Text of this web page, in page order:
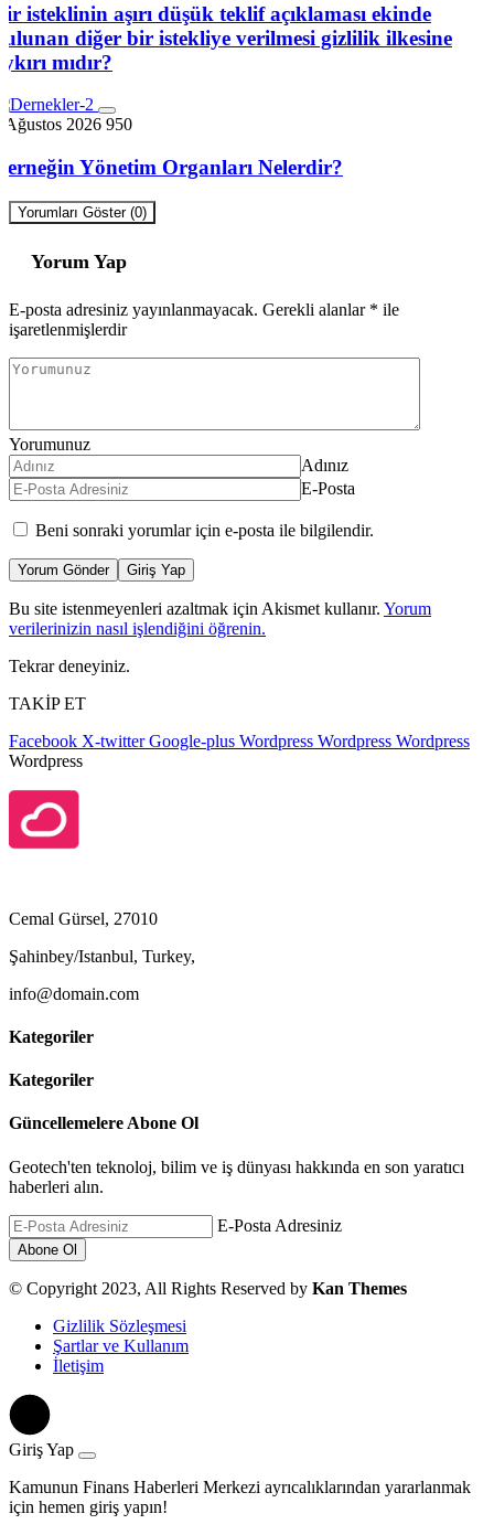
isteklinin aşırı düşük teklif açıklaması ekinde
diğer bir istekliye verilmesi gizlilik ilkesine
mıdır?
Ağustos 2026 950
Yönetim Organları Nelerdir?
Yorumları Göster (0)
Yorum Yap
E-posta adresiniz yayınlanmayacak. Gerekli alanlar * ile
işaretlenmişlerdir
Yorumunuz
Adınız
E-Posta
Beni sonraki yorumlar için e-posta ile bilgilendir.
Yorum Gönder Giriş Yap
Bu site istenmeyenleri azaltmak için Akismet kullanır. Yorum
verilerinizin nasıl işlendiğini öğrenin.
Tekrar deneyiniz.
TAKİP ET
Facebook X-twitter Google-plus Wordpress Wordpress Wordpress
Wordpress
Cemal Gürsel, 27010
Şahinbey/Istanbul, Turkey,
info@domain.com
Kategoriler
Kategoriler
Güncellemelere Abone Ol
Geotech'ten teknoloj, bilim ve iş dünyası hakkında en son yaratıcı
haberleri alın.
E-Posta Adresiniz
© Copyright 2023, All Rights Reserved by Kan Themes
Gizlilik Sözleşmesi
Şartlar ve Kullanım
İletişim
Giriş Yap
Kamunun Finans Haberleri Merkezi ayrıcalıklarından yararlanmak
için hemen giriş yapın!